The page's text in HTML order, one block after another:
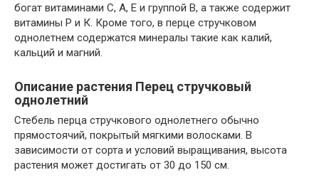
богат витаминами С, А, Е и группой В, а также содержит
витамины P и К. Кроме того, в перце стручковом
однолетнем содержатся минералы такие как калий,
кальций и магний.
Описание растения Перец стручковый
однолетний
Стебель перца стручкового однолетнего обычно
прямостоячий, покрытый мягкими волосками. В
зависимости от сорта и условий выращивания, высота
растения может достигать от 30 до 150 см.